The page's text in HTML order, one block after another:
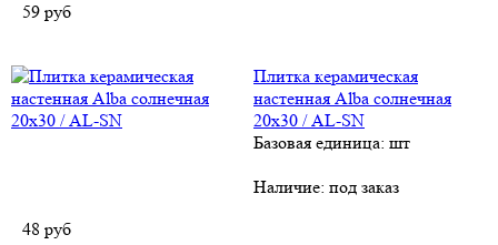
59 руб
Плитка керамическая
настенная Alba солнечная
20х30 / AL-SN
Базовая единица: шт
Наличие: под заказ
48 руб